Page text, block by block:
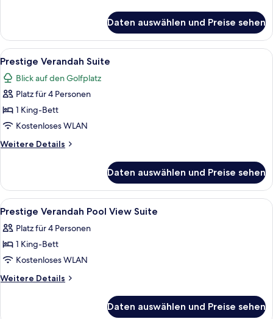
(Executive)
anzeigen
Zimmer,
1 King-
Bett,
Poolblick
(Executive)
Daten auswählen und Preise sehen
Alle
Fotos
für
Prestige
Verandah
Suite
anzeigen
Ein modernes Schlafzimmer mit
6
Prestige Verandah Suite
Blick auf den Golfplatz
Platz für 4 Personen
1 King-Bett
Kostenloses WLAN
Weitere Details
Weitere
Verandah
Suite
Daten auswählen und Preise sehen
Alle
Fotos
für
Prestige
Verandah
Pool
Ein modernes Hotelzimmer mit
7
Prestige Verandah Pool View Suite
Platz für 4 Personen
1 King-Bett
Kostenloses WLAN
Weitere Details
Weitere
Daten auswählen und Preise sehen